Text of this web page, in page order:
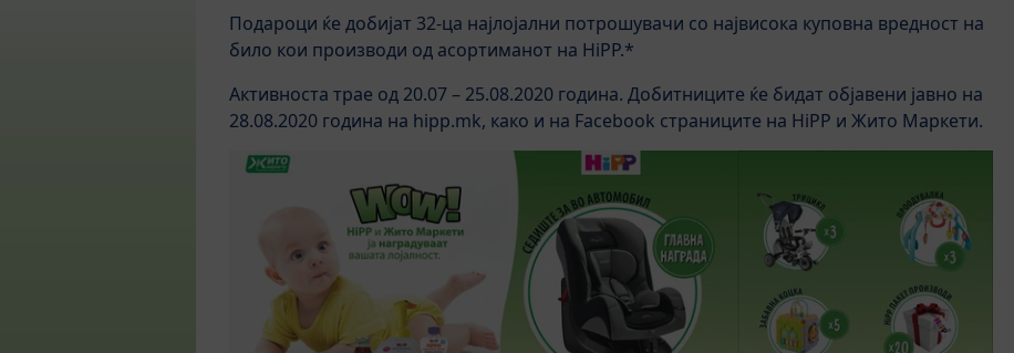
Подароци ќе добијат 32-ца најлојални потрошувачи со највисока куповна вредност на
било кои производи од асортиманот на HiPP.*
Активноста трае од 20.07 – 25.08.2020 година. Добитниците ќе бидат објавени јавно на
28.08.2020 година на hipp.mk, како и на Facebook страниците на HiPP и Жито Маркети.